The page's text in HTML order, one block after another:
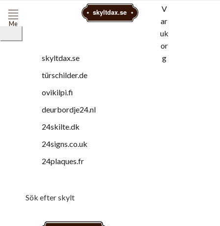
Me
skyltdax.se
V
ar
uk
or
g
skyltdax.se
türschilder.de
ovikilpi.fi
deurbordje24.nl
24skilte.dk
24signs.co.uk
24plaques.fr
Sök efter skylt